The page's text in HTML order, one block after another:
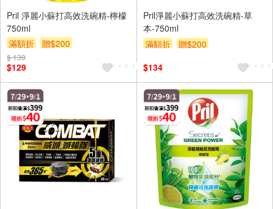
Pril 淨麗小蘇打高效洗碗精-檸檬
750ml
滿額折
贈$200
$ 139
$129
Pril淨麗小蘇打高效洗碗精-草
本-750ml
滿額折
贈$200
$134